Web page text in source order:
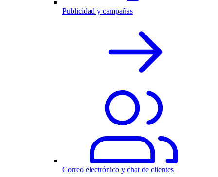
Publicidad y campañas
Correo electrónico y chat de clientes